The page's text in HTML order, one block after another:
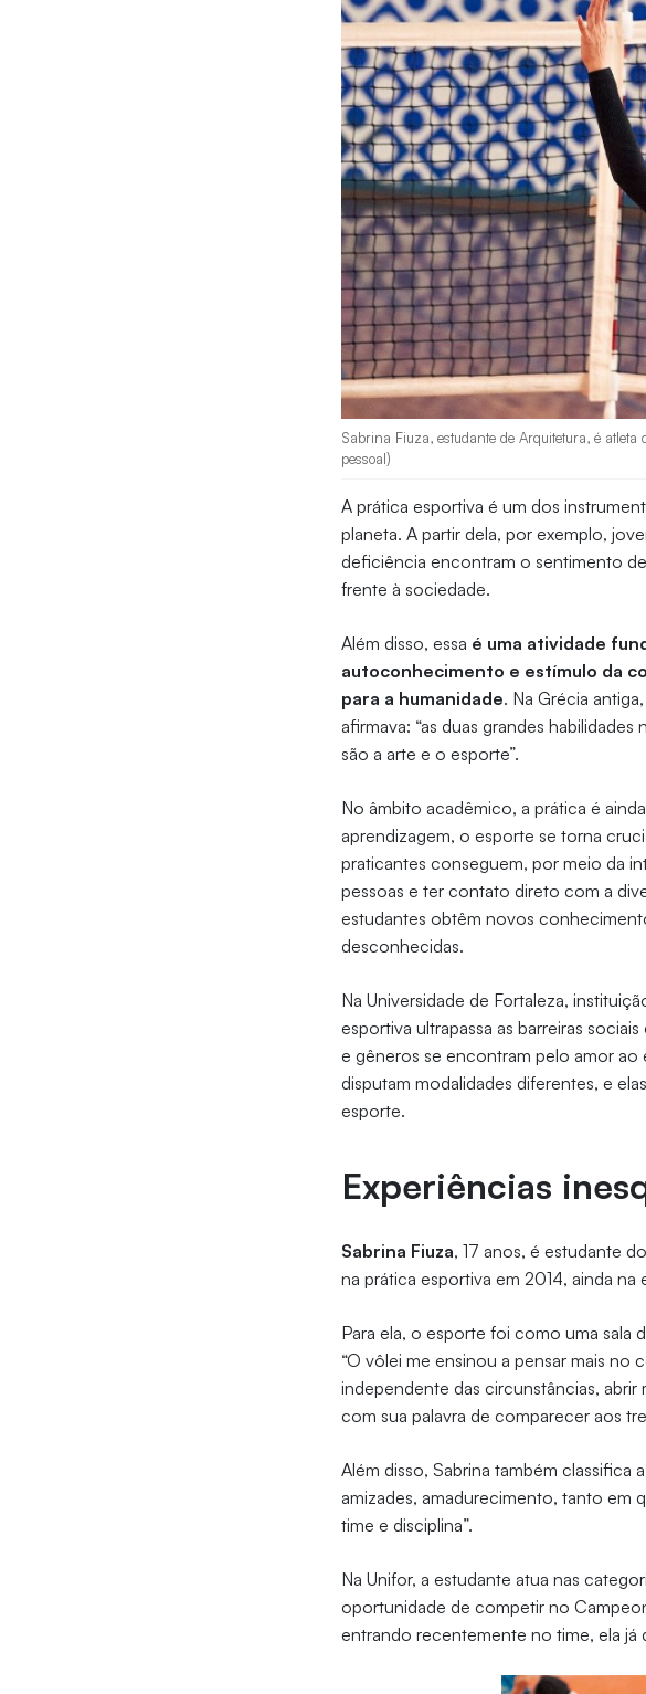
Sabrina Fiuza, estudante de Arquitetura, é
pessoal)
A prática esportiva é um dos
planeta. A partir dela, por exemplo,
deficiência encontram o sentimento
frente à sociedade.
Além disso, essa é uma atividade
autoconhecimento e estímulo da
para a humanidade. Na Grécia
afirmava: “as duas grandes
são a arte e o esporte”.
No âmbito acadêmico, a prática é
aprendizagem, o esporte se torna
praticantes conseguem, por meio da
pessoas e ter contato direto com a
estudantes obtêm novos
desconhecidas.
Na Universidade de Fortaleza,
esportiva ultrapassa as barreiras
e gêneros se encontram pelo amor ao
disputam modalidades diferentes, e
esporte.
Experiências
Sabrina Fiuza, 17 anos, é estudante
na prática esportiva em 2014, ainda
Para ela, o esporte foi como uma sala
“O vôlei me ensinou a pensar mais no
independente das circunstâncias, abrir
com sua palavra de comparecer aos
Além disso, Sabrina também classifica
amizades, amadurecimento, tanto em
time e disciplina”.
Na Unifor, a estudante atua nas
oportunidade de competir no
entrando recentemente no time, ela já